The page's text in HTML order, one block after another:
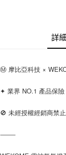
２．訂單成立數日
購買商品的店家。
※ 交易是否成功請以
１．透過由恩沛科
權轉讓予恩沛科技
每筆NT$60，滿
每筆NT$100，滿
(郵局)離島宅配
詳
Ⓜ️ 摩比亞科技 ×
✦ 業界 NO.1 產品保
🚫 未經授權經銷商禁
⸻